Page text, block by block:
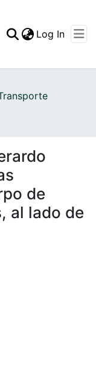
Statistics
Log In
de
al lado de